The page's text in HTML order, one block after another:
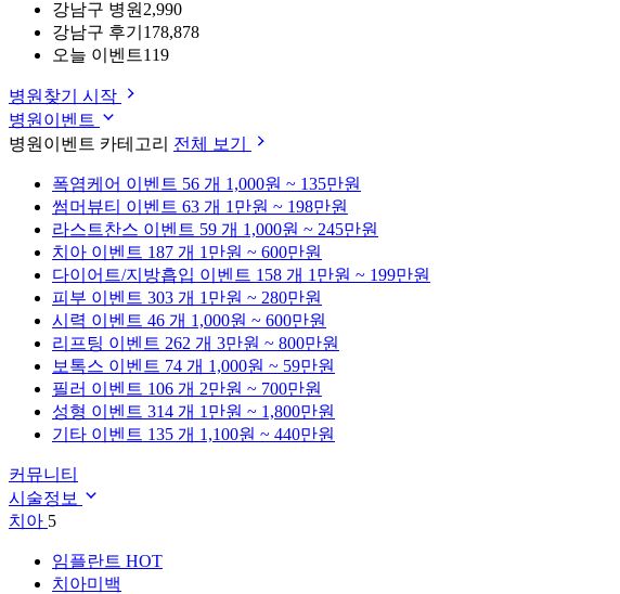
강남구 병원 2,990
강남구 후기 178,878
오늘 이벤트119
병원찾기 시작
병원이벤트
병원이벤트 카테고리 전체 보기
폭염케어 이벤트 56 개 1,000원 ~ 135만원
썸머뷰티 이벤트 63 개 1만원 ~ 198만원
라스트찬스 이벤트 59 개 1,000원 ~ 245만원
치아 이벤트 187 개 1만원 ~ 600만원
다이어트/지방흡입 이벤트 158 개 1만원 ~ 199만원
피부 이벤트 303 개 1만원 ~ 280만원
시력 이벤트 46 개 1,000원 ~ 600만원
리프팅 이벤트 262 개 3만원 ~ 800만원
보톡스 이벤트 74 개 1,000원 ~ 59만원
필러 이벤트 106 개 2만원 ~ 700만원
성형 이벤트 314 개 1만원 ~ 1,800만원
기타 이벤트 135 개 1,100원 ~ 440만원
커뮤니티
시술정보
치아 5
임플란트 HOT
치아미백